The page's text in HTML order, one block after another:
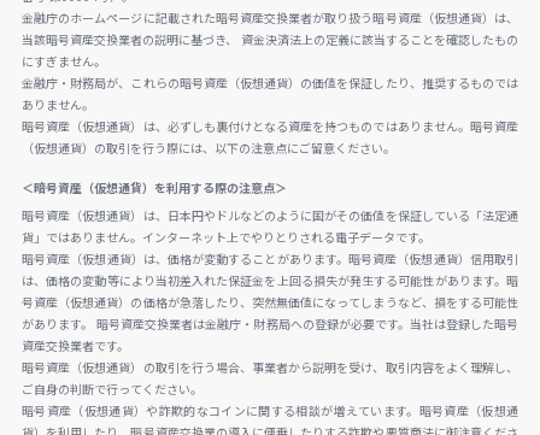
金融庁のホームページに記載された暗号資産交換業者が取り扱う暗号資産（仮想通貨）は、
当該暗号資産交換業者の説明に基づき、 資金決済法上の定義に該当することを確認したもの
にすぎません。
金融庁・財務局が、これらの暗号資産（仮想通貨）の価値を保証したり、推奨するものでは
ありません。
暗号資産（仮想通貨）は、必ずしも裏付けとなる資産を持つものではありません。暗号資産
（仮想通貨）の取引を行う際には、以下の注意点にご留意ください。
＜暗号資産（仮想通貨）を利用する際の注意点＞
暗号資産（仮想通貨）は、日本円やドルなどのように国がその価値を保証している「法定通
貨」ではありません。インターネット上でやりとりされる電子データです。
暗号資産（仮想通貨）は、価格が変動することがあります。暗号資産（仮想通貨）信用取引
は、価格の変動等により当初差入れた保証金を上回る損失が発生する可能性があります。暗
号資産（仮想通貨）の価格が急落したり、突然無価値になってしまうなど、損をする可能性
があります。 暗号資産交換業者は金融庁・財務局への登録が必要です。当社は登録した暗号
資産交換業者です。
暗号資産（仮想通貨）の取引を行う場合、事業者から説明を受け、取引内容をよく理解し、
ご自身の判断で行ってください。
暗号資産（仮想通貨）や詐欺的なコインに関する相談が増えています。暗号資産（仮想通